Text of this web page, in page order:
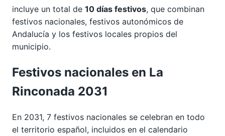
incluye un total de 10 días festivos, que combinan
festivos nacionales, festivos autonómicos de
Andalucía y los festivos locales propios del
municipio.
Festivos nacionales en La
Rinconada 2031
En 2031, 7 festivos nacionales se celebran en todo
el territorio español, incluidos en el calendario